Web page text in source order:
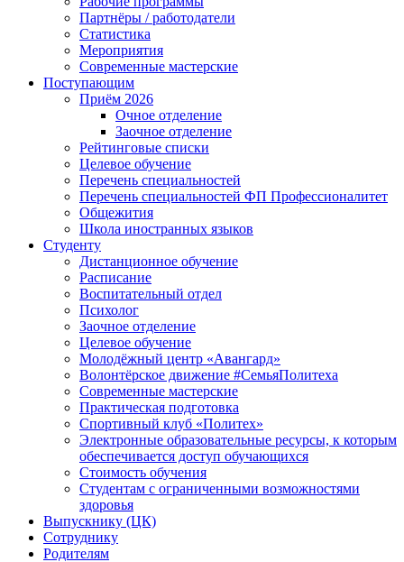
Партнёры / работодатели
Статистика
Мероприятия
Современные мастерские
Поступающим
Приём 2026
Очное отделение
Заочное отделение
Рейтинговые списки
Целевое обучение
Перечень специальностей
Перечень специальностей ФП Профессионалитет
Общежития
Школа иностранных языков
Студенту
Дистанционное обучение
Расписание
Воспитательный отдел
Психолог
Заочное отделение
Целевое обучение
Молодёжный центр «Авангард»
Волонтёрское движение #СемьяПолитеха
Современные мастерские
Практическая подготовка
Спортивный клуб «Политех»
Электронные образовательные ресурсы, к которым
обеспечивается доступ обучающихся
Стоимость обучения
Студентам с ограниченными возможностями
здоровья
Выпускнику (ЦК)
Сотруднику
Родителям